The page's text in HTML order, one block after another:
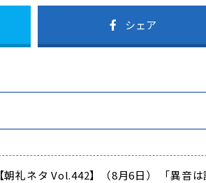
シェア
【朝礼ネタ Vol.442】（8月6日） 「異音は